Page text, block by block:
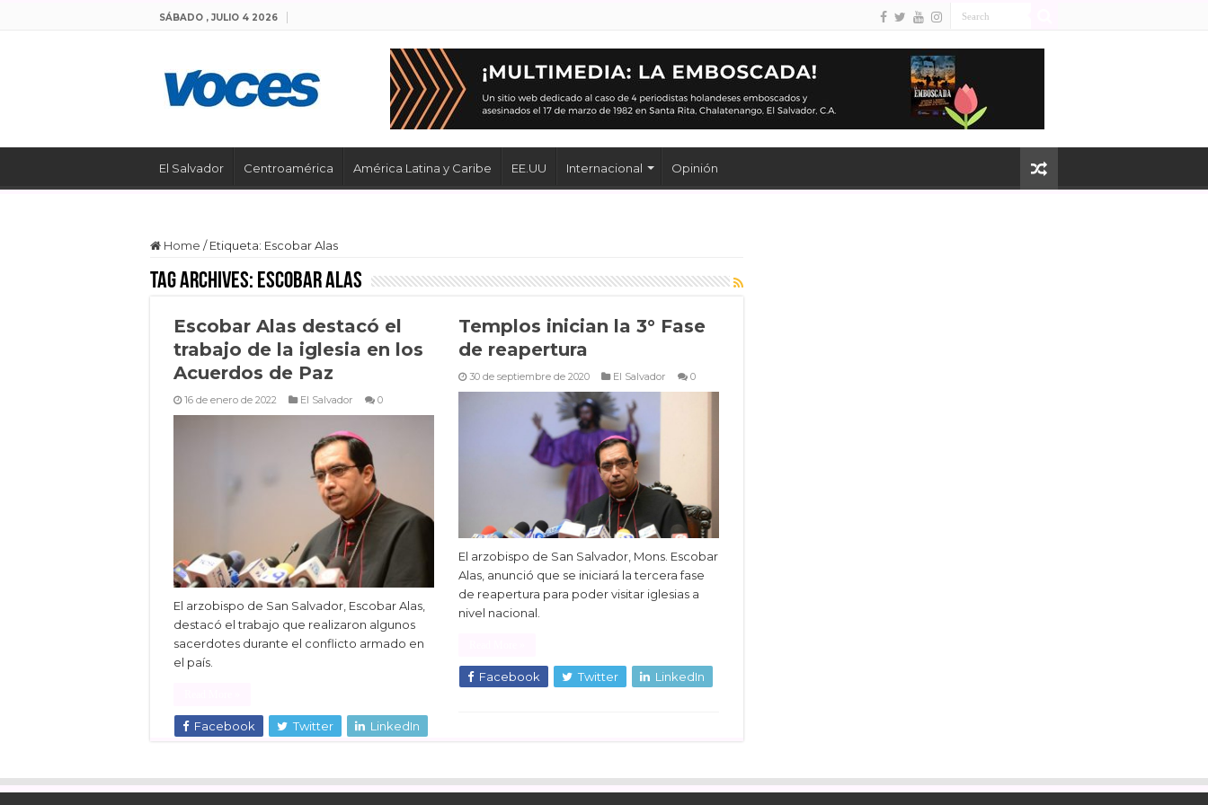
SÁBADO , JULIO 4 2026
El Salvador Centroamérica América Latina y Caribe EE.UU Internacional Opinión
Home / Etiqueta: Escobar Alas
Tag Archives: Escobar Alas
Escobar Alas destacó el
trabajo de la iglesia en los
Acuerdos de Paz
16 de enero de 2022 El Salvador 0
El arzobispo de San Salvador, Escobar Alas,
destacó el trabajo que realizaron algunos
sacerdotes durante el conflicto armado en
el país.
Facebook Twitter LinkedIn
Templos inician la 3° Fase
de reapertura
30 de septiembre de 2020 El Salvador 0
El arzobispo de San Salvador, Mons. Escobar
Alas, anunció que se iniciará la tercera fase
de reapertura para poder visitar iglesias a
nivel nacional.
Facebook Twitter LinkedIn